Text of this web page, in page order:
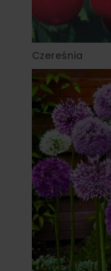
Czereśnia